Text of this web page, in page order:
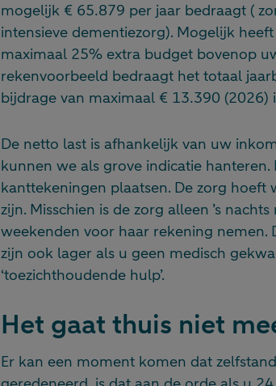
mogelijk € 65.879 per jaar bedraagt (
intensieve dementiezorg). Mogelijk
maximaal 25% extra budget bovenop
rekenvoorbeeld bedraagt het totaal
bijdrage van maximaal € 13.390 (2026)
De netto last is afhankelijk van uw
kunnen we als grove indicatie
kanttekeningen plaatsen. De zorg
zijn. Misschien is de zorg alleen ’s
weekenden voor haar rekening nemen.
zijn ook lager als u geen medisch
‘toezichthoudende hulp’.
Het gaat thuis niet
Er kan een moment komen dat